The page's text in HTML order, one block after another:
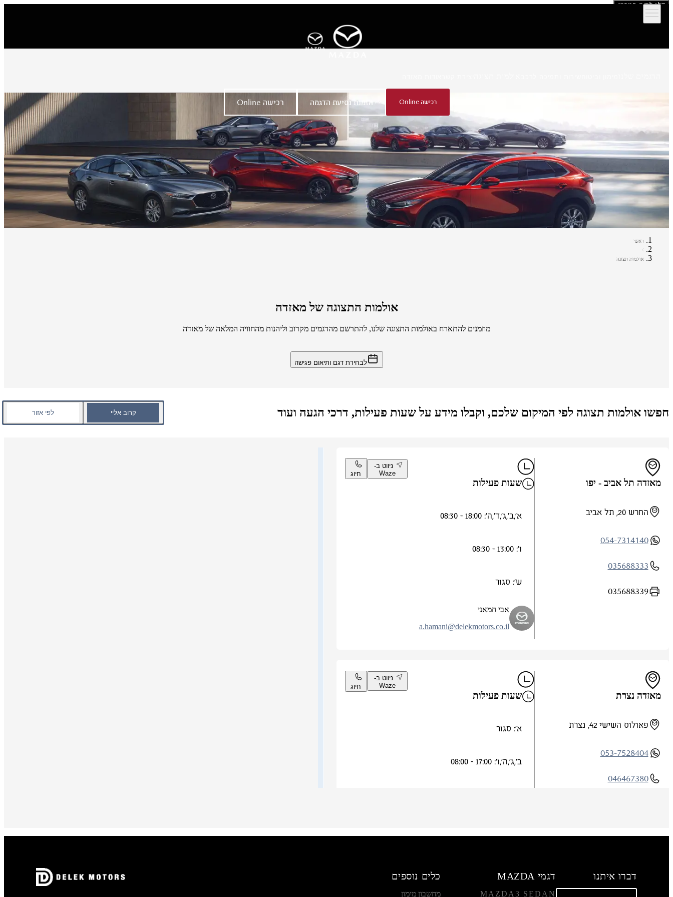
דלג לתוכן המרכזי
רכישה Online הזמנת נסיעת הדגמה רכישה Online
ראשי
אולמות תצוגה
אולמות התצוגה של מאזדה
מוזמנים להתארח באולמות התצוגה שלנו, להתרשם מהדגמים מקרוב וליהנות מהחוויה המלאה של מאזדה
לבחירת דגם ותיאום פגישה
חפשו אולמות תצוגה לפי המיקום שלכם, וקבלו מידע על שעות פעילות, דרכי הגעה ועוד קרוב אליי לפי אזור
מאזדה תל אביב - יפו
החרש 20, תל אביב
054-7314140
035688333
035688339
שעות פעילות
א',ב',ג',ד',ה': 18:00 - 08:30
ו': 13:00 - 08:30
ש': סגור
אבי חמאני
a.hamani@delekmotors.co.il
ניווט ב-
Waze
חיוג
מאזדה נצרת
פאולוס השישי 42, נצרת
053-7528404
046467380
שעות פעילות
א': סגור
ב',ג',ה',ו': 17:00 - 08:00
ניווט ב-
Waze
חיוג
דברו איתנו דגמי MAZDA
MAZDA3 SEDAN
כלים נוספים
מחשבון מימון